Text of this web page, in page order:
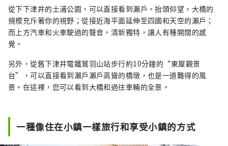
從下下津井的土浦公園，可以直接看到瀨戶。抬頭仰望，大橋的
規模充斥著你的視野；從接近海平面延伸至四國和天空的瀨戶；
而上方汽車和火車駛過的聲音，清新獨特，讓人有種開闊的感
覺。
另外，從舊下津井電鐵鷲羽山站步行約10分鐘的“東屋觀景
台”，可以直接看到瀨戶瀨戶高聳的橋墩，也是一道難得的風
景。在這裡，您可以看到大橋和過往車輛的全景。
一種像住在小鎮一樣旅行和享受小鎮的方式